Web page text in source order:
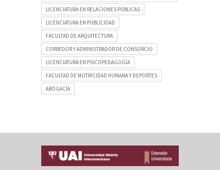
LICENCIATURA EN RELACIONES PÚBLICAS
LICENCIATURA EN PUBLICIDAD
FACULTAD DE ARQUITECTURA
CORREDOR Y ADMINISTRADOR DE CONSORCIO
LICENCIATURA EN PSICOPEDAGOGÍA
FACULTAD DE MOTRICIDAD HUMANA Y DEPORTES
ABOGACÍA